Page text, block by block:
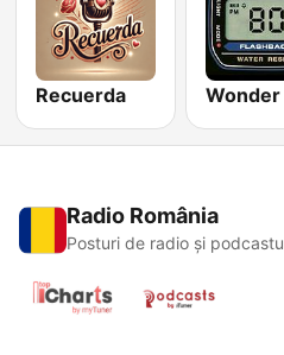
Recuerda
Radio România
Posturi de radio și